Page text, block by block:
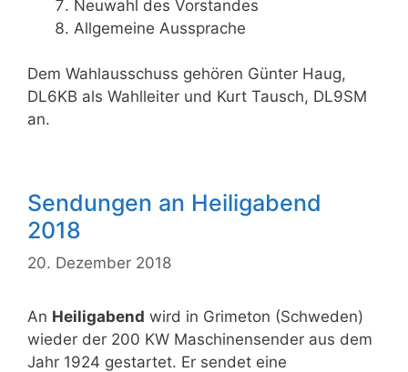
Neuwahl des Vorstandes
Allgemeine Aussprache
Dem Wahlausschuss gehören Günter Haug,
DL6KB als Wahlleiter und Kurt Tausch, DL9SM
an.
Sendungen an Heiligabend
2018
20. Dezember 2018
An Heiligabend wird in Grimeton (Schweden)
wieder der 200 KW Maschinensender aus dem
Jahr 1924 gestartet. Er sendet eine